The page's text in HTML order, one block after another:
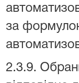
за
2.3.9.